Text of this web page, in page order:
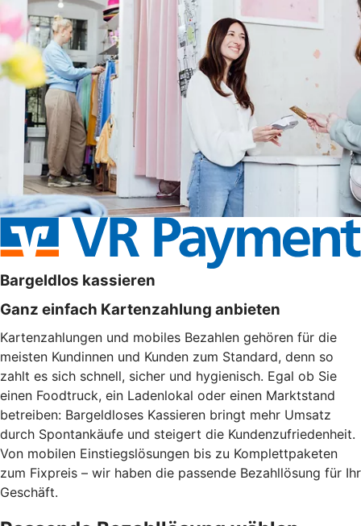
Bargeldlos kassieren
Ganz einfach Kartenzahlung anbieten
Kartenzahlungen und mobiles Bezahlen gehören für die
meisten Kundinnen und Kunden zum Standard, denn so
zahlt es sich schnell, sicher und hygienisch. Egal ob Sie
einen Foodtruck, ein Ladenlokal oder einen Marktstand
betreiben: Bargeldloses Kassieren bringt mehr Umsatz
durch Spontankäufe und steigert die Kundenzufriedenheit.
Von mobilen Einstiegslösungen bis zu Komplettpaketen
zum Fixpreis – wir haben die passende Bezahllösung für Ihr
Geschäft.